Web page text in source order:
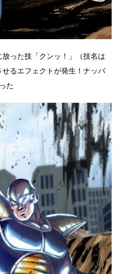
った技「クンッ！」（技名は
るエフェクトが発生！ナッパ
た